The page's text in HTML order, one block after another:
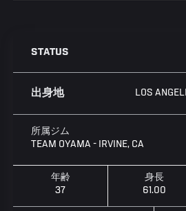
STATUS
出身地 LOS
所属ジム
TEAM OYAMA - IRVINE, CA
年齢
37
身長
61.00